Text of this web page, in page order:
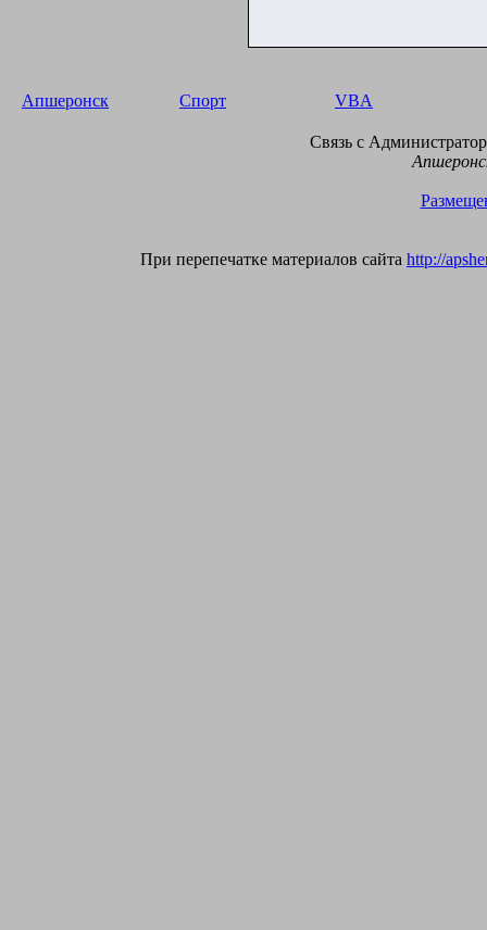
Апшеронск Спорт VBA
Связь с
При перепечатке материалов сайта http://